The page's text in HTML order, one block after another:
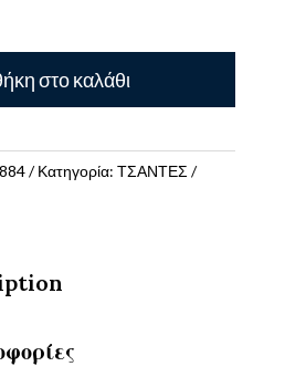
στο καλάθι
Κατηγορία: ΤΣΑΝΤΕΣ